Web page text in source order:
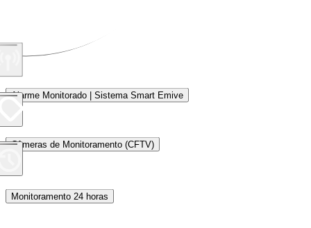
Alarme Monitorado | Sistema Smart Emive
Câmeras de Monitoramento (CFTV)
Monitoramento 24 horas